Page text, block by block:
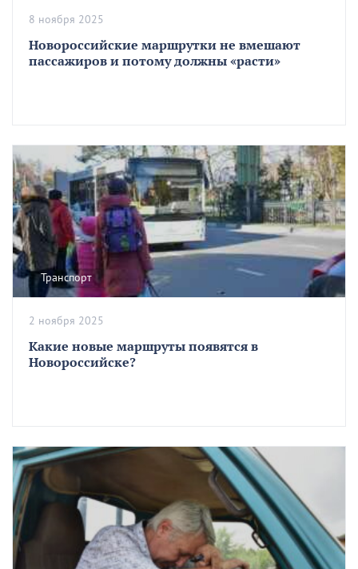
Новороссийские маршрутки не вмешают
пассажиров и потому должны «расти»
8 ноября 2025
Транспорт
Какие новые маршруты появятся в
Новороссийске?
2 ноября 2025